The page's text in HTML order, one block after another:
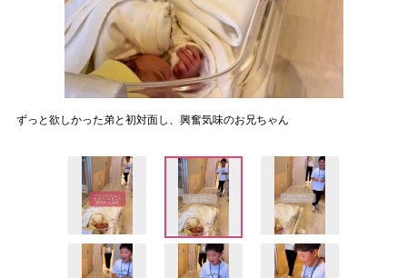
ずっと欲しかった弟と初対面し、興奮気味のお兄ちゃん